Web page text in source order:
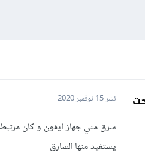
نشر15 نوفمبر 2020
يستفيد منها السارق